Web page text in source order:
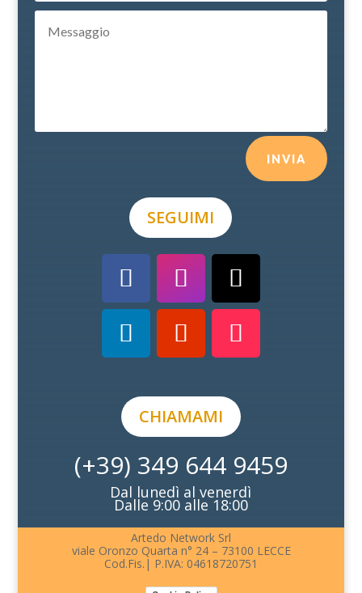
INVIA
SEGUIMI
CHIAMAMI
(+39) 349 644 9459
Dal lunedì al venerdì
Dalle 9:00 alle 18:00
Artedo Network Srl
viale Oronzo Quarta n° 24 – 73100 LECCE
Cod.Fis.| P.IVA: 04618720751